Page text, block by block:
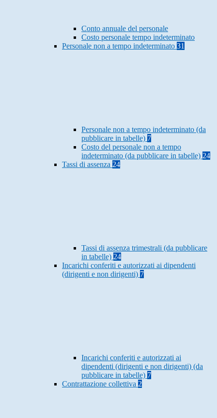
Conto annuale del personale
Costo personale tempo indeterminato
Personale non a tempo indeterminato 31
Personale non a tempo indeterminato (da
pubblicare in tabelle) 7
Costo del personale non a tempo
indeterminato (da pubblicare in tabelle) 24
Tassi di assenza 24
Tassi di assenza trimestrali (da pubblicare
in tabelle) 24
Incarichi conferiti e autorizzati ai dipendenti
(dirigenti e non dirigenti) 7
Incarichi conferiti e autorizzati ai
dipendenti (dirigenti e non dirigenti) (da
pubblicare in tabelle) 7
Contrattazione collettiva 2